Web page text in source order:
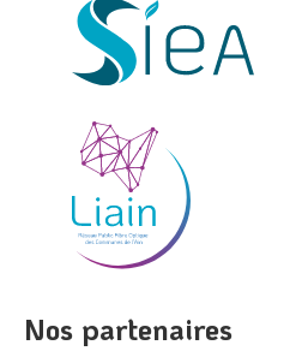
Nos partenaires